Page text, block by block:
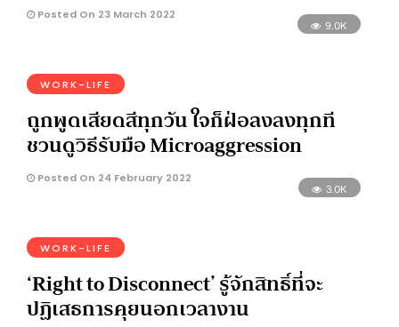
Posted On 23 March 2022
9.0K
WORK-LIFE
ถูกพูดเสียดสีทุกวัน ใจก็ฝ่อลงลงทุกที
ชวนดูวิธีรับมือ Microaggression
Posted On 24 February 2022
3.0K
WORK-LIFE
‘Right to Disconnect’ รู้จักสิทธิ์ที่จะ
ปฏิเสธการคุยนอกเวลางาน